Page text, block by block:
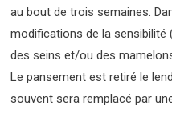
au bout de trois semaines.
modifications de la sensibilité
des seins et/ou des
Le pansement est retiré le
souvent sera remplacé par